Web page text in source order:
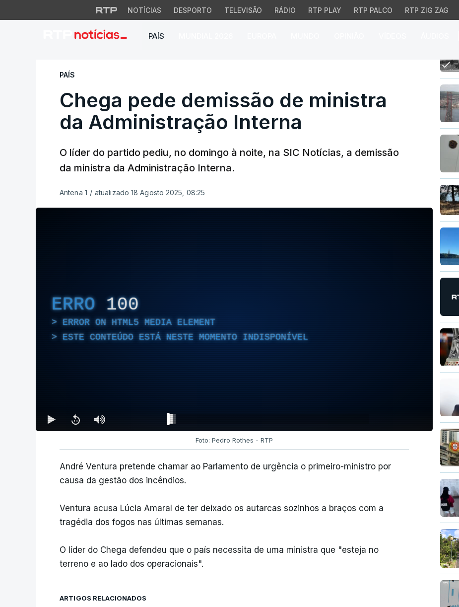
NOTÍCIAS DESPORTO TELEVISÃO RÁDIO RTP PLAY RTP PALCO RTP ZIG ZAG
PAÍS
Chega pede demissão de ministra da
PAÍS
Chega pede demissão de ministra
da Administração Interna
O líder do partido pediu, no domingo à noite, na SIC Notícias, a demissão
da ministra da Administração Interna.
Antena 1 / atualizado 18 Agosto 2025, 08:25
ERRO 100
ERROR ON HTML5 MEDIA ELEMENT
ESTE CONTEÚDO ESTÁ NESTE MOMENTO INDISPONÍVEL
Foto: Pedro Rothes - RTP
André Ventura pretende chamar ao Parlamento de urgência o primeiro-ministro por
causa da gestão dos incêndios.
Ventura acusa Lúcia Amaral de ter deixado os autarcas sozinhos a braços com a
tragédia dos fogos nas últimas semanas.
O líder do Chega defendeu que o país necessita de uma ministra que "esteja no
terreno e ao lado dos operacionais".
ARTIGOS RELACIONADOS